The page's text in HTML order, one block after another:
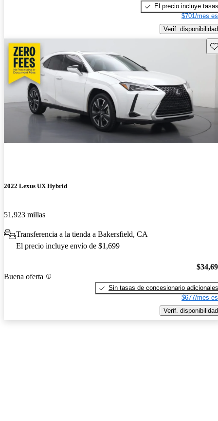
El precio incluye tasas
$701/mes
Verif. disponibilidad
2022 Lexus UX Hybrid
51,923 millas
Transferencia a la tienda a Bakersfield, CA
El precio incluye envío de $1,699
Buena oferta
Sin tasas de concesionario adicionales
$677/mes
Verif. disponibilidad